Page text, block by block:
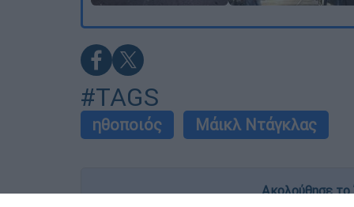
#TAGS
ηθοποιός Μάικλ Ντάγκλας
Ακολούθησε το